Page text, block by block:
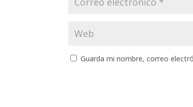
Guarda mi nombre, correo